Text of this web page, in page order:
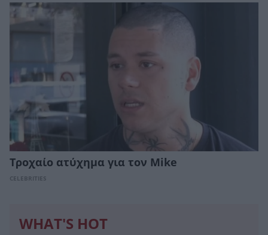
Τροχαίο ατύχημα για τον Mike
CELEBRITIES
WHAT'S HOT